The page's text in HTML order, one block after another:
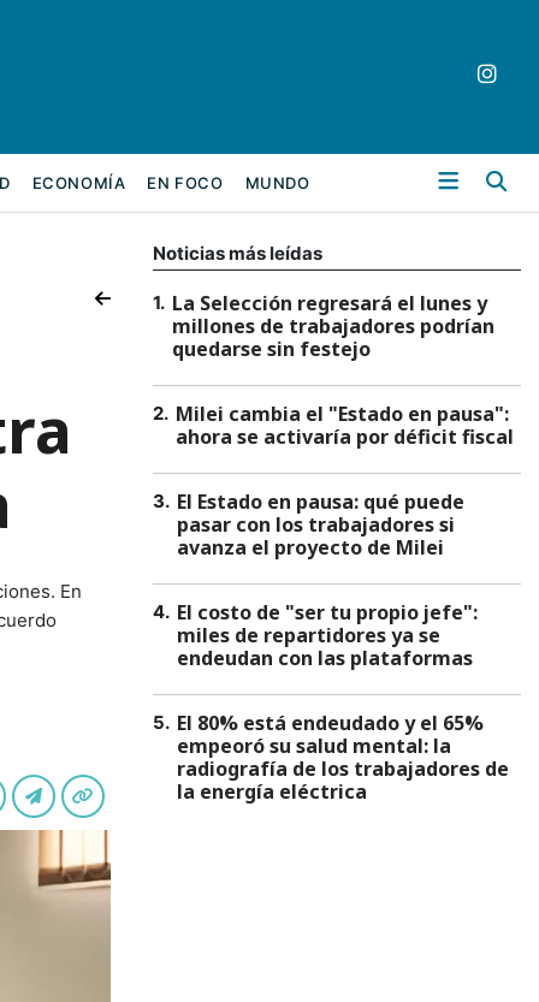
ECONOMÍA EN FOCO MUNDO
En
Noticias más leídas
1. La Selección regresará el lunes y
millones de trabajadores podrían
quedarse sin festejo
2. Milei cambia el "Estado en pausa":
ahora se activaría por déficit fiscal
3. El Estado en pausa: qué puede
pasar con los trabajadores si
avanza el proyecto de Milei
4. El costo de "ser tu propio jefe":
miles de repartidores ya se
endeudan con las plataformas
5. El 80% está endeudado y el 65%
empeoró su salud mental: la
radiografía de los trabajadores de
la energía eléctrica